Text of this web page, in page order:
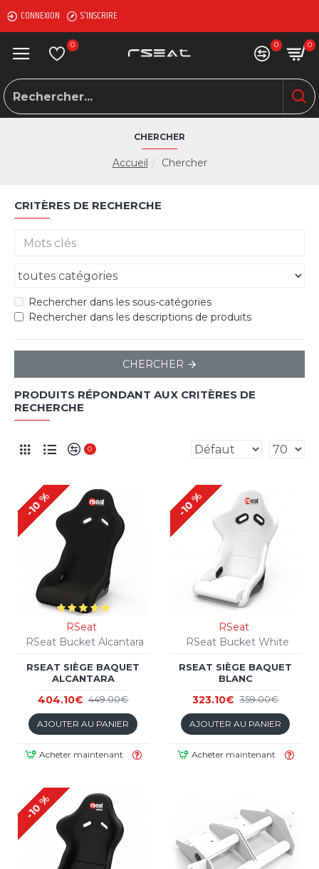
CONNEXION S'INSCRIRE
0 0 0
Accueil Chercher
CHERCHER
CRITÈRES DE RECHERCHE
Rechercher dans les sous-catégories
Rechercher dans les descriptions de produits
CHERCHER
PRODUITS RÉPONDANT AUX CRITÈRES DE
RECHERCHE
0
-10 %
RSeat
RSeat Bucket Alcantara
RSEAT SIÈGE BAQUET
ALCANTARA
404.10€ 449.00€
AJOUTER AU PANIER
Acheter maintenant
-10 %
RSeat
RSeat Bucket White
RSEAT SIÈGE BAQUET
BLANC
323.10€ 359.00€
AJOUTER AU PANIER
Acheter maintenant
-10 %